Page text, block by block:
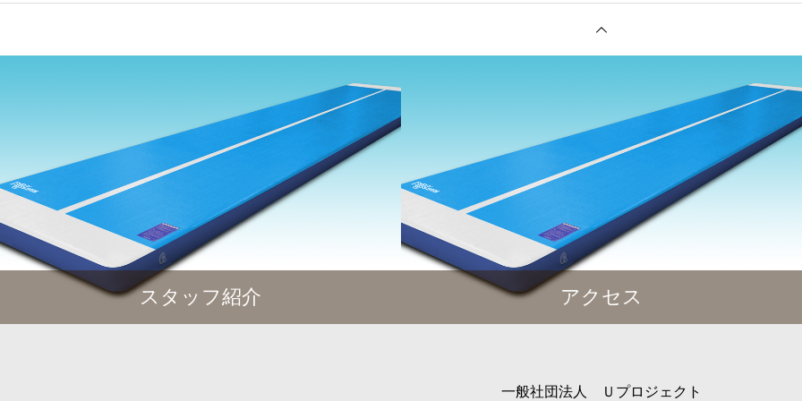
スタッフ紹介 アクセス
一般社団法人 Ｕプロジェクト